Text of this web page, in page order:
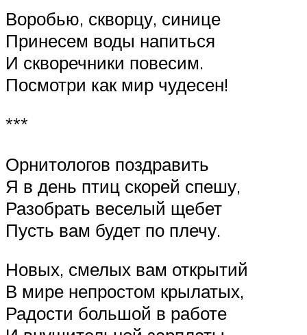
Воробью, скворцу, синице
Принесем воды напиться
И скворечники повесим.
Посмотри как мир чудесен!
***
Орнитологов поздравить
Я в день птиц скорей спешу,
Разобрать веселый щебет
Пусть вам будет по плечу.
Новых, смелых вам открытий
В мире непростом крылатых,
Радости большой в работе